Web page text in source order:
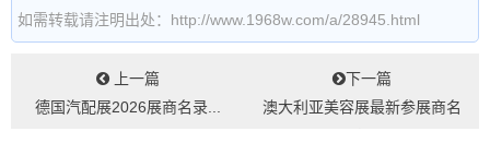
如需转载请注明出处：http://www.1968w.com/a/28945.html
上一篇
德国汽配展2026展商名录...
下一篇
澳大利亚美容展最新参展商名